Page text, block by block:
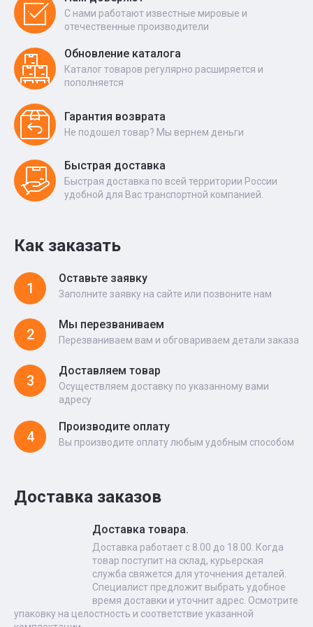
С нами работают известные мировые и
отечественные производители
Обновление каталога
Каталог товаров регулярно расширяется и
пополняется
Гарантия возврата
Не подошел товар? Мы вернем деньги
Быстрая доставка
Быстрая доставка по всей территории России
удобной для Вас транспортной компанией.
Как заказать
1
Оставьте заявку
Заполните заявку на сайте или позвоните нам
2
Мы перезваниваем
Перезваниваем вам и обговариваем детали заказа
3
Доставляем товар
Осуществляем доставку по указанному вами
адресу
4
Производите оплату
Вы производите оплату любым удобным способом
Доставка заказов
Доставка товара.
Доставка работает с 8.00 до 18.00. Когда
товар поступит на склад, курьерская
служба свяжется для уточнения деталей.
Специалист предложит выбрать удобное
время доставки и уточнит адрес. Осмотрите
упаковку на целостность и соответствие указанной